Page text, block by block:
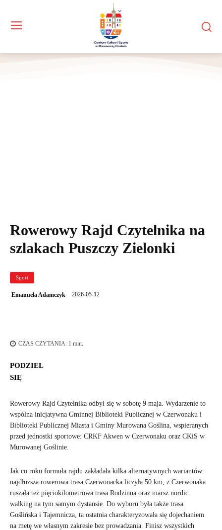
Rowerowy Rajd Czytelnika na
szlakach Puszczy Zielonki
Sport
Emanuela Adamczyk 2026-05-12
CZAS CZYTANIA: 1 min.
PODZIEL
SIĘ
Rowerowy Rajd Czytelnika odbył się w sobotę 9 maja. Wydarzenie to
wspólna inicjatywna Gminnej Biblioteki Publicznej w Czerwonaku i
Biblioteki Publicznej Miasta i Gminy Murowana Goślina, wspieranych
przed jednostki sportowe: CRKF Akwen w Czerwonaku oraz CKiS w
Murowanej Goślinie.
Jak co roku formuła rajdu zakładała kilka alternatywnych wariantów:
najdłuższa rowerowa trasa Czerwonacka liczyła 50 km, z Czerwonaka
ruszała też pięciokilometrowa trasa Rodzinna oraz marsz nordic
walking na tym samym dystansie. Do wyboru była także trasa
Goślińska i Tajemnicza, ta ostatnia charakteryzowała się dojechaniem
na metę we własnym zakresie bez prowadzania. Finisz wszystkich